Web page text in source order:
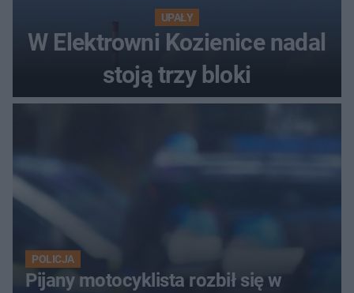
UPAŁY
W Elektrowni Kozienice nadal
stoją trzy bloki
POLICJA
Pijany motocyklista rozbił się w